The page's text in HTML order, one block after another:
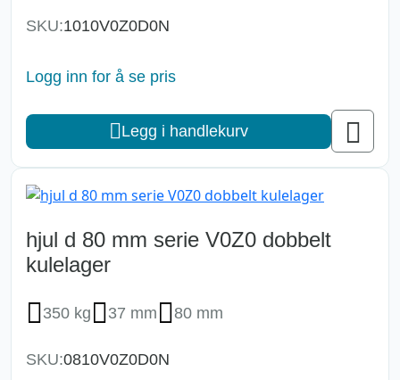
SKU:1010V0Z0D0N
Logg inn for å se pris
Legg i handlekurv
hjul d 80 mm serie V0Z0 dobbelt
kulelager
350 kg 37 mm 80 mm
SKU:0810V0Z0D0N